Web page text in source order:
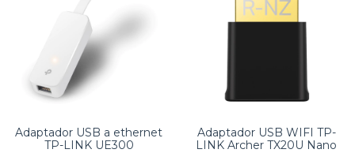
Adaptador USB a ethernet
TP-LINK UE300
Adaptador USB WIFI TP-
LINK Archer TX20U Nano